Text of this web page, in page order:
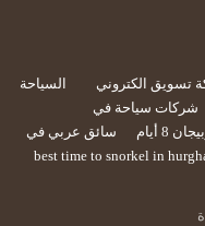
تسويق الكتروني
السياحة
شركات سياحة في
8 أيام
سائق عربي في
best time to snorkel in